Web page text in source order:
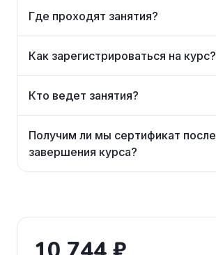
Где проходят занятия?
Как зарегистрироваться на курс?
Кто ведет занятия?
Получим ли мы сертификат после
завершения курса?